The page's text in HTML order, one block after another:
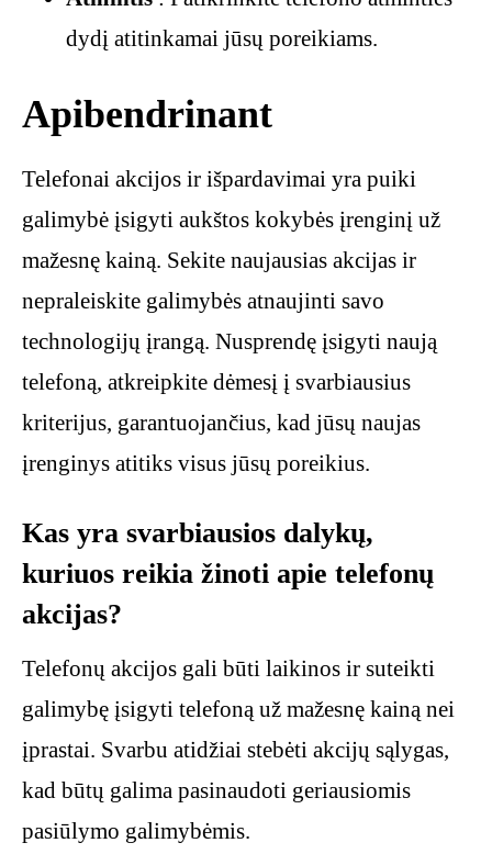
dydį atitinkamai jūsų poreikiams.
Apibendrinant
Telefonai akcijos ir išpardavimai yra puiki
galimybė įsigyti aukštos kokybės įrenginį už
mažesnę kainą. Sekite naujausias akcijas ir
nepraleiskite galimybės atnaujinti savo
technologijų įrangą. Nusprendę įsigyti naują
telefoną, atkreipkite dėmesį į svarbiausius
kriterijus, garantuojančius, kad jūsų naujas
įrenginys atitiks visus jūsų poreikius.
Kas yra svarbiausios dalykų,
kuriuos reikia žinoti apie telefonų
akcijas?
Telefonų akcijos gali būti laikinos ir suteikti
galimybę įsigyti telefoną už mažesnę kainą nei
įprastai. Svarbu atidžiai stebėti akcijų sąlygas,
kad būtų galima pasinaudoti geriausiomis
pasiūlymo galimybėmis.